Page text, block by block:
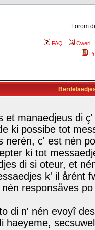
Forom
FAQ
Cweri
et manaedjeus di
ki possibe tot
nerén, c' est nén
ki tot
di si oteur, et
k' il årént
responsåves
di n' nén evoyî
haeyeme,